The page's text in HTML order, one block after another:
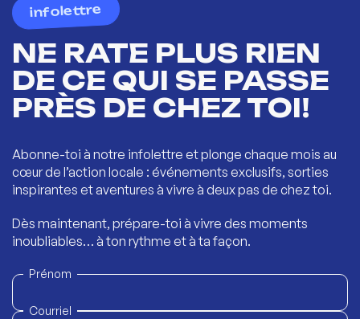
infolettre
NE RATE PLUS RIEN
DE CE QUI SE PASSE
PRÈS DE CHEZ TOI!
Abonne-toi à notre infolettre et plonge chaque mois au
cœur de l’action locale : événements exclusifs, sorties
inspirantes et aventures à vivre à deux pas de chez toi.
Dès maintenant, prépare-toi à vivre des moments
inoubliables… à ton rythme et à ta façon.
Prénom
Courriel